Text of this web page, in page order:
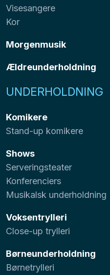
Visesangere
Kor
Morgenmusik
Ældreunderholdning
UNDERHOLDNING
Komikere
Stand-up komikere
Shows
Serveringsteater
Konferenciers
Musikalsk underholdning
Voksentrylleri
Close-up trylleri
Børneunderholdning
Børnetrylleri